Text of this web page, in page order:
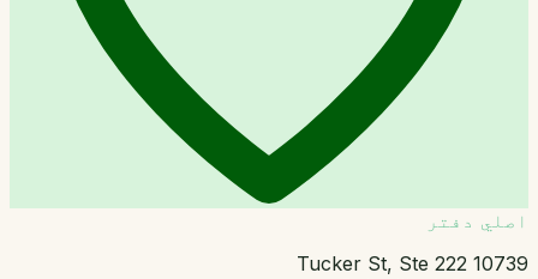
اصلي دفتر
10739 Tucker St, Ste 222